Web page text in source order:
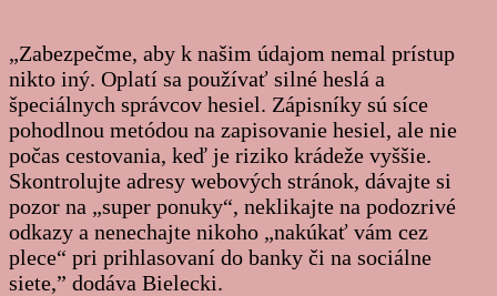
„Zabezpečme, aby k našim údajom nemal prístup
nikto iný. Oplatí sa používať silné heslá a
špeciálnych správcov hesiel. Zápisníky sú síce
pohodlnou metódou na zapisovanie hesiel, ale nie
počas cestovania, keď je riziko krádeže vyššie.
Skontrolujte adresy webových stránok, dávajte si
pozor na „super ponuky“, neklikajte na podozrivé
odkazy a nenechajte nikoho „nakúkať vám cez
plece“ pri prihlasovaní do banky či na sociálne
siete,” dodáva Bielecki.